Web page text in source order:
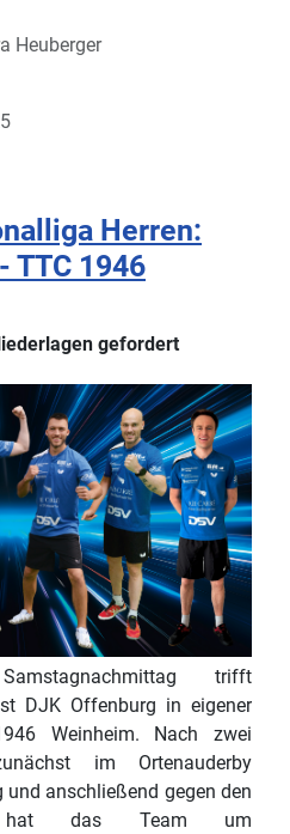
Heuberger
Herren:
TTC 1946
gefordert
trifft
DJK Offenburg in eigener
Weinheim. Nach zwei
im Ortenauderby
und anschließend gegen den
hat das Team um